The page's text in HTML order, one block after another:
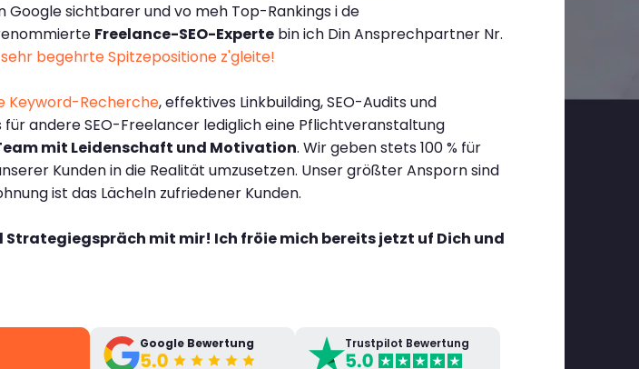
Google sichtbarer und vo meh Top-Rankings i de
Freelance-SEO-Experte bin ich Din Ansprechpartner Nr.
sehr begehrte Spitzepositione z'gleite!
Keyword-Recherche, effektives Linkbuilding, SEO-Audits und
andere SEO-Freelancer lediglich eine Pflichtveranstaltung
mit Leidenschaft und Motivation. Wir geben stets 100 % für
Kunden in die Realität umzusetzen. Unser größter Ansporn sind
ist das Lächeln zufriedener Kunden.
mit mir! Ich fröie mich bereits jetzt uf Dich und
Google Bewertung Trustpilot Bewertung